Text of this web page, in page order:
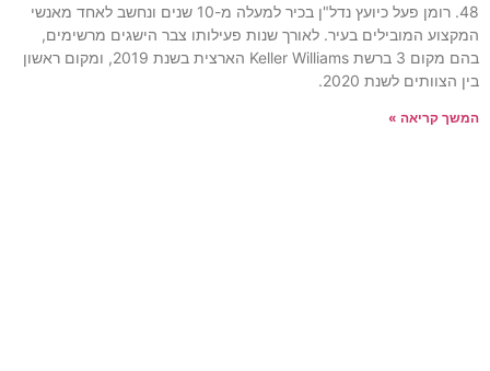
48. רומן פעל כיועץ נדל"ן בכיר למעלה מ-10 שנים ונחשב לאחד מאנשי
המקצוע המובילים בעיר. לאורך שנות פעילותו צבר הישגים מרשימים,
בהם מקום 3 ברשת Keller Williams הארצית בשנת 2019, ומקום ראשון
בין הצוותים לשנת 2020.
המשך קריאה »